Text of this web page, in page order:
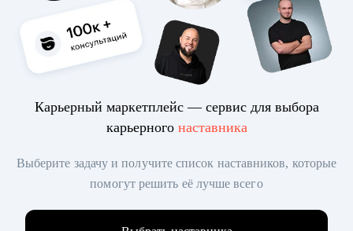
Карьерный маркетплейс — сервис для выбора
карьерного наставника
Выберите задачу и получите список наставников, которые
помогут решить её лучше всего